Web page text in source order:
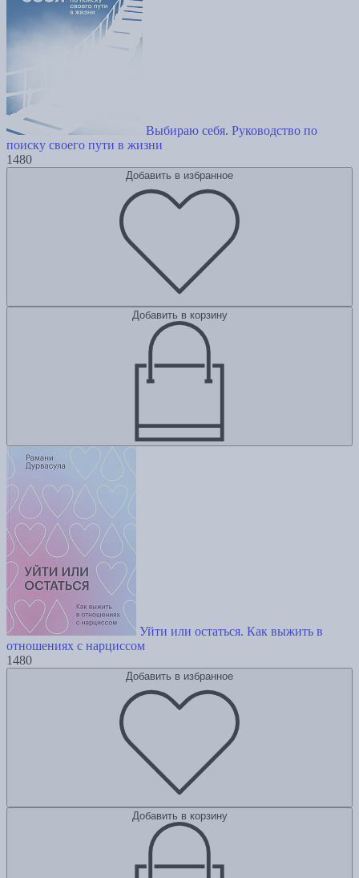
Выбираю себя. Руководство по
поиску своего пути в жизни
1480
Добавить в избранное
Добавить в корзину
Уйти или остаться. Как выжить в
отношениях с нарциссом
1480
Добавить в избранное
Добавить в корзину